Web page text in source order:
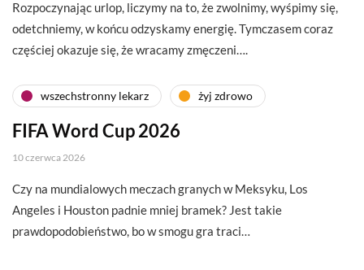
Rozpoczynając urlop, liczymy na to, że zwolnimy, wyśpimy się,
odetchniemy, w końcu odzyskamy energię. Tymczasem coraz
częściej okazuje się, że wracamy zmęczeni….
wszechstronny lekarz żyj zdrowo
FIFA Word Cup 2026
10 czerwca 2026
Czy na mundialowych meczach granych w Meksyku, Los
Angeles i Houston padnie mniej bramek? Jest takie
prawdopodobieństwo, bo w smogu gra traci…